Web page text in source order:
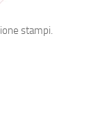
stampi.